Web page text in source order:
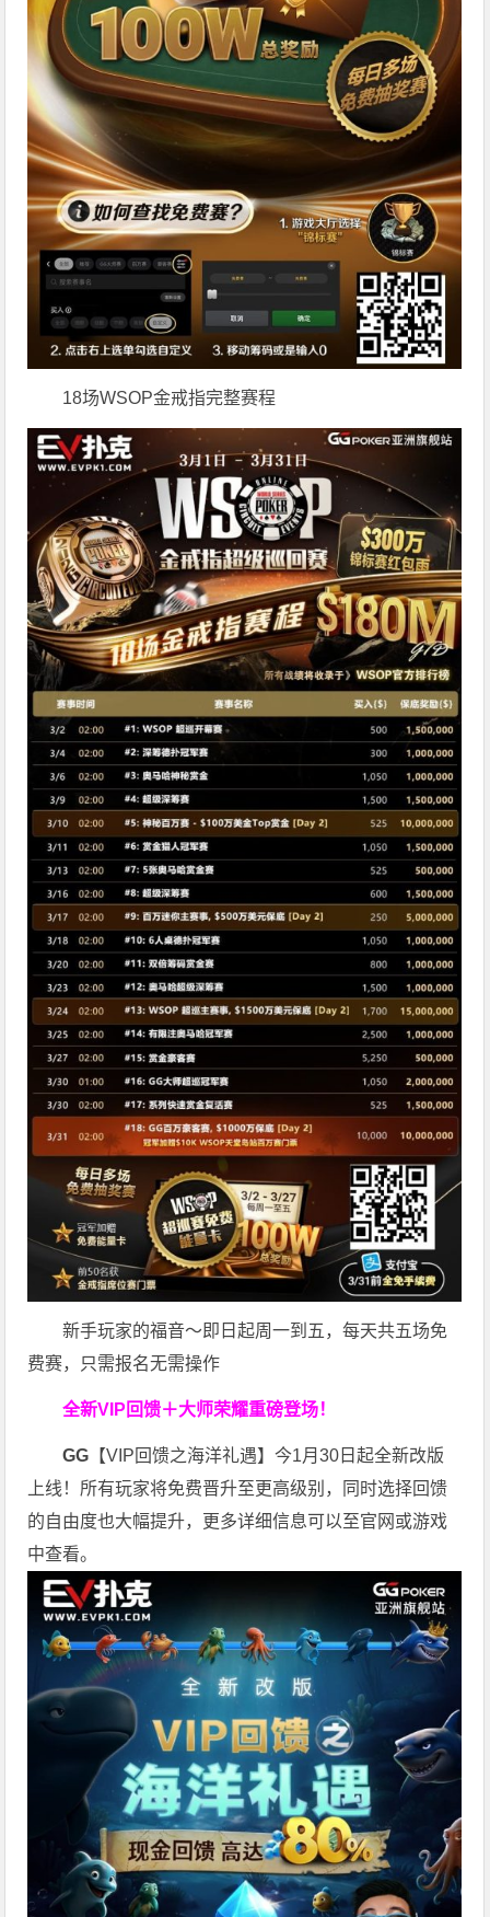
18场WSOP金戒指完整赛程
新手玩家的福音～即日起周一到五，每天共五场免
费赛，只需报名无需操作
全新VIP回馈＋大师荣耀重磅登场！
GG 【VIP回馈之海洋礼遇】今1月30日起全新改版
上线！所有玩家将免费晋升至更高级别，同时选择回馈
的自由度也大幅提升，更多详细信息可以至官网或游戏
中查看。